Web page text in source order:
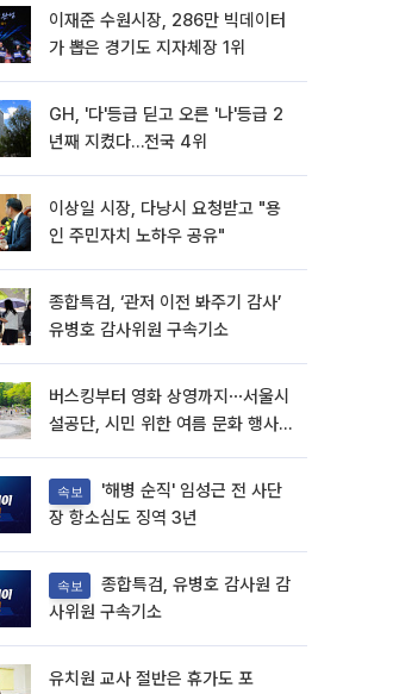
이재준 수원시장, 286만 빅데이터
가 뽑은 경기도 지자체장 1위
GH, '다'등급 딛고 오른 '나'등급 2
년째 지켰다…전국 4위
이상일 시장, 다낭시 요청받고 "용
인 주민자치 노하우 공유"
종합특검, ‘관저 이전 봐주기 감사’
유병호 감사위원 구속기소
버스킹부터 영화 상영까지⋯서울시
설공단, 시민 위한 여름 문화 행사
속보
장 항소심도 징역 3년
속보
사위원 구속기소
유치원 교사 절반은 휴가도 포